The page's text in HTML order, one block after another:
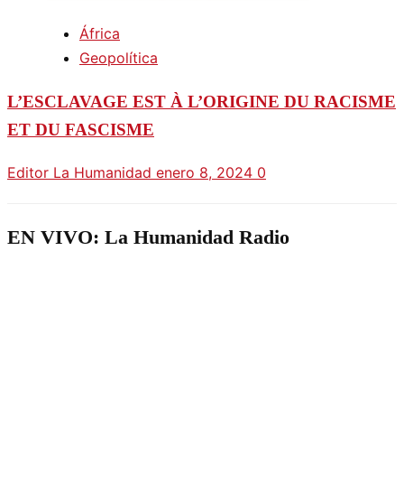
África
Geopolítica
L’ESCLAVAGE EST À L’ORIGINE DU RACISME
ET DU FASCISME
Editor La Humanidad enero 8, 2024 0
EN VIVO: La Humanidad Radio